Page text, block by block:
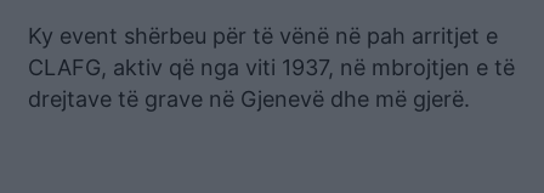
Ky event shërbeu për të vënë në pah arritjet e
CLAFG, aktiv që nga viti 1937, në mbrojtjen e të
drejtave të grave në Gjenevë dhe më gjerë.